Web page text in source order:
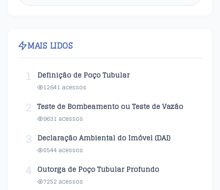
MAIS LIDOS
1 Definição de Poço Tubular
12641 acessos
2 Teste de Bombeamento ou Teste de Vazão
9631 acessos
3 Declaração Ambiental do Imóvel (DAI)
8544 acessos
4 Outorga de Poço Tubular Profundo
7252 acessos